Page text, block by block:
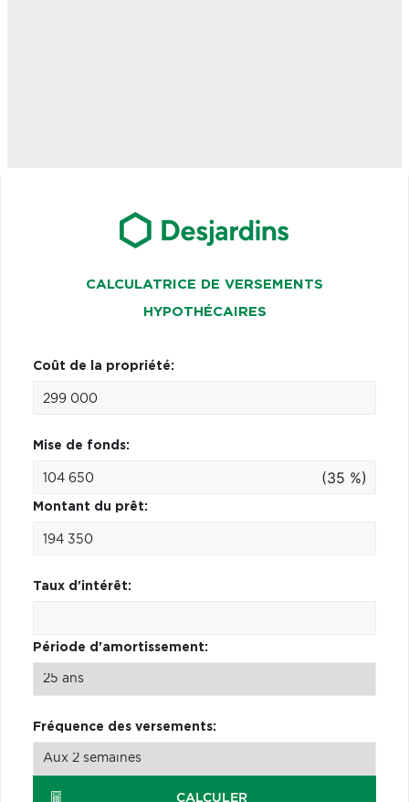
CALCULATRICE DE VERSEMENTS
HYPOTHÉCAIRES
Coût de la propriété:
Mise de fonds:
(35 %)
Montant du prêt:
Taux d'intérêt:
Période d'amortissement:
Fréquence des versements:
CALCULER